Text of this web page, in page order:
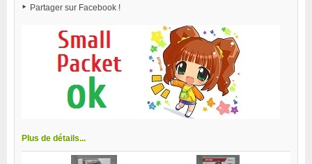
Partager sur Facebook !
Plus de détails...